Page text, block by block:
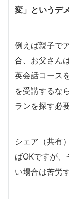
変」というデ
例えば親子で
合、お父さん
英会話コース
を受講するな
ランを探す必
シェア（共有
ばOKですが
い場合は苦労